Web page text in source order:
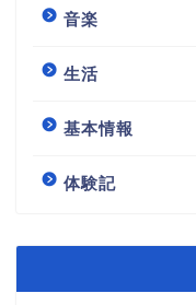
音楽
生活
基本情報
体験記